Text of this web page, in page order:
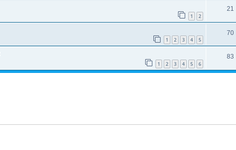
1 2
21
1 2 3 4 5
70
1 2 3 4 5 6
83